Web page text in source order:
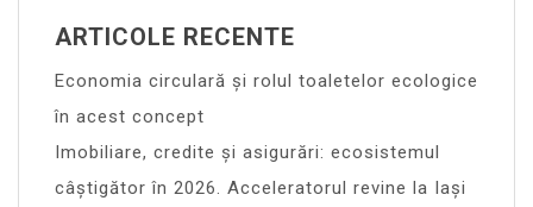
ARTICOLE RECENTE
Economia circulară și rolul toaletelor ecologice
în acest concept
Imobiliare, credite și asigurări: ecosistemul
câștigător în 2026. Acceleratorul revine la Iași